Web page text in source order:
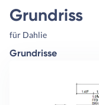
Grundriss
für Dahlie
Grundrisse